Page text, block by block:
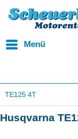
Menü
TE125 4T
Husqvarna